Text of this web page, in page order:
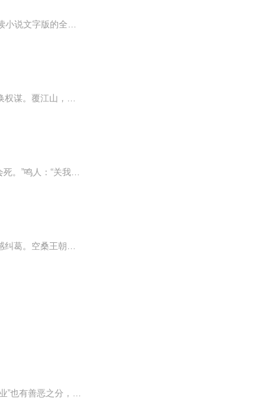
【收听须知】1、嫡女猛如虎：王爷宠无边云锦年朱颜2、由于音频节目更新的比较慢，如想快速阅读小说文字版的全部章节，请在微信中搜索公/众/号【毛毛虫文学】，关注后，并在公/众/号中回复：【1146】，便可快速阅读小说文字版全集。（注意：需要在公/众/号...
昔日金枝玉叶，一朝国破家亡。她从云端跌入尘埃，忍辱负重，卧薪尝胆，以柔骨藏锋芒，以深情换权谋。覆江山，报血仇。亡国帝女，终要逆天改命。
“我看到了你的死亡，你会死。” “紫苑小妹妹你是在开玩笑，哪怕鸣人这白痴死了我都不会死。”鸣人：“关我什么事吗？还有大哥你现在是叛忍了好吧？等这次任务结束了打断手脚也要 把你带回去！” ...
《朱颜》为《镜》系列前传。讲述了空桑王朝皇太子九嶷山大神官时影和赤之一族的郡主之间的情感纠葛。空桑王朝的命运随着他们命运的走向而如何改变？朱颜收养以后改变整个空桑命运的小鲛人——苏摩？权谋之下，个人的情感与命运被掌控，那么逆天改命的那个...
我们所居住的世间，在佛经里称作阎浮提世界和五浊恶世，人的身体叫做业报身，是来受业报的，“业”也有善恶之分，善业招感福报，恶业招感恶报，既得人身，就能改变自己的命运，怎么改？但行善事，行善积德就会改变自己的现在和将来……